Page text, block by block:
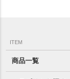
ITEM
商品一覧